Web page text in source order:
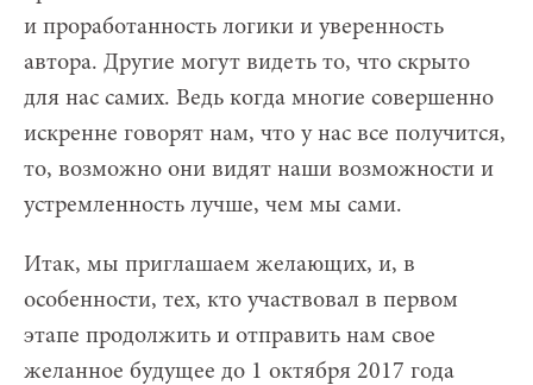
и проработанность логики и уверенность
автора. Другие могут видеть то, что скрыто
для нас самих. Ведь когда многие совершенно
искренне говорят нам, что у нас все получится,
то, возможно они видят наши возможности и
устремленность лучше, чем мы сами.
Итак, мы приглашаем желающих, и, в
особенности, тех, кто участвовал в первом
этапе продолжить и отправить нам свое
желанное будущее до 1 октября 2017 года